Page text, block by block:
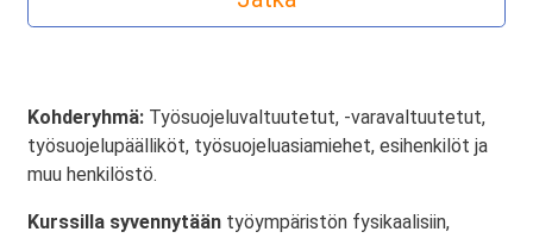
Kohderyhmä: Työsuojeluvaltuutetut, -varavaltuutetut,
työsuojelupäälliköt, työsuojeluasiamiehet, esihenkilöt ja
muu henkilöstö.
Kurssilla syvennytään työympäristön fysikaalisiin,